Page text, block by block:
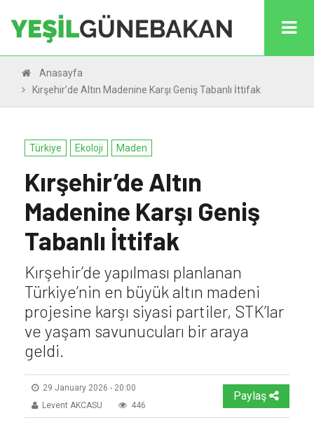
Anasayfa
Kırşehir’de Altın Madenine Karşı Geniş Tabanlı İttifak
Türkiye Ekoloji Maden
Kırşehir’de Altın
Madenine Karşı Geniş
Tabanlı İttifak
Kırşehir’de yapılması planlanan
Türkiye’nin en büyük altın madeni
projesine karşı siyasi partiler, STK’lar
ve yaşam savunucuları bir araya
geldi.
29 January 2026 - 20:00
Levent AKCASU
446
Paylaş